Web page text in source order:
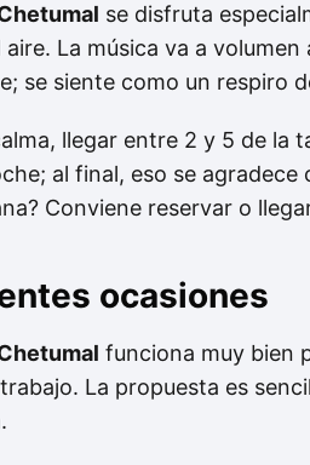
se disfruta
La música va a
se siente como un respiro
llegar entre 2 y 5 de la
al final, eso se
Conviene reservar o
ocasiones
funciona muy bien
La propuesta es